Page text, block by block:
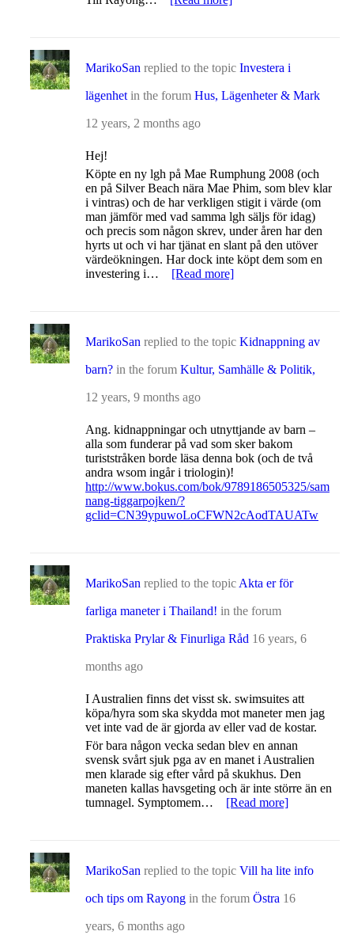
MarikoSan replied to the topic Investera i
lägenhet in the forum Hus, Lägenheter & Mark
12 years, 2 months ago
Hej!
Köpte en ny lgh på Mae Rumphung 2008 (och
en på Silver Beach nära Mae Phim, som blev klar
i vintras) och de har verkligen stigit i värde (om
man jämför med vad samma lgh säljs för idag)
och precis som någon skrev, under åren har den
hyrts ut och vi har tjänat en slant på den utöver
värdeökningen. Har dock inte köpt dem som en
investering i…
[Read more]
MarikoSan replied to the topic Kidnappning av
barn? in the forum Kultur, Samhälle & Politik,
12 years, 9 months ago
Ang. kidnappningar och utnyttjande av barn –
alla som funderar på vad som sker bakom
turiststråken borde läsa denna bok (och de två
andra wsom ingår i triologin)!
http://www.bokus.com/bok/9789186505325/sam
nang-tiggarpojken/?
gclid=CN39ypuwoLoCFWN2cAodTAUATw
MarikoSan replied to the topic Akta er för
farliga maneter i Thailand! in the forum
Praktiska Prylar & Finurliga Råd 16 years, 6
months ago
I Australien finns det visst sk. swimsuites att
köpa/hyra som ska skydda mot maneter men jag
vet inte vad de är gjorda av eller vad de kostar.
För bara någon vecka sedan blev en annan
svensk svårt sjuk pga av en manet i Australien
men klarade sig efter vård på skukhus. Den
maneten kallas havsgeting och är inte större än en
tumnagel. Symptomem…
[Read more]
MarikoSan replied to the topic Vill ha lite info
och tips om Rayong in the forum Östra 16
years, 6 months ago